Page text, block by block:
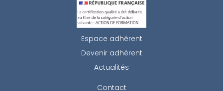
Espace adhérent
Devenir adhérent
Actualités
Contact